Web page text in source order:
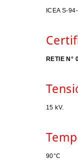
ICEA S-
RETIE N°
15 kV.
90°C